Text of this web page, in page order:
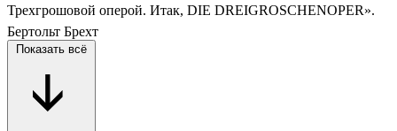
Трехгрошовой оперой. Итак, DIE DREIGROSCHENOPER».
Бертольт Брехт
Показать всё